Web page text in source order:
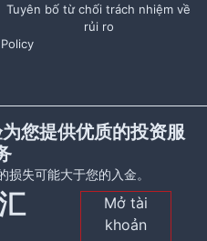
Tuyên bố từ chối trách nhiệm về
rủi ro
您提供优质的投资服
失可能大于您的入金。
Mở tài
khoản